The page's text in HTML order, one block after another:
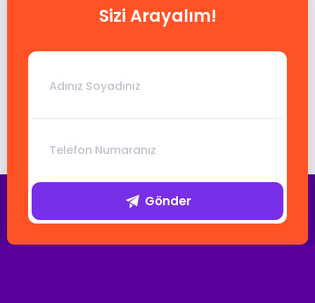
Sizi Arayalım!
Gönder